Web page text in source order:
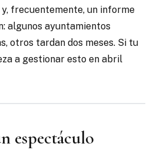
frecuentemente, un informe
algunos ayuntamientos
otros tardan dos meses. Si tu
a gestionar esto en abril
espectáculo